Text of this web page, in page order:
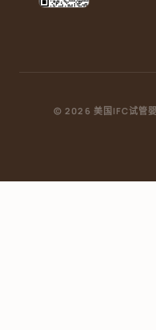
© 2026 美国IFC试管婴